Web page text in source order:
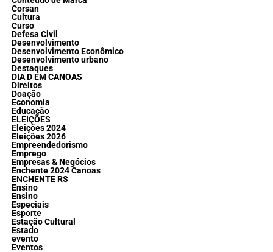
Corsan
Cultura
Curso
Defesa Civil
Desenvolvimento
Desenvolvimento Econômico
Desenvolvimento urbano
Destaques
DIA D EM CANOAS
Direitos
Doação
Economia
Educação
ELEIÇÕES
Eleições 2024
Eleições 2026
Empreendedorismo
Emprego
Empresas & Negócios
Enchente 2024 Canoas
ENCHENTE RS
Ensino
Ensino
Especiais
Esporte
Estação Cultural
Estado
evento
Eventos